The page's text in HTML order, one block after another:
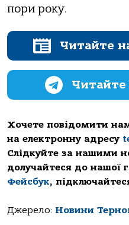
пори року.
Читайте
Читайте
Хочете повідомити
на електронну адресу
Слідкуйте за нашими
долучайтеся до нашої
Фейсбук,
Джерело: Новини